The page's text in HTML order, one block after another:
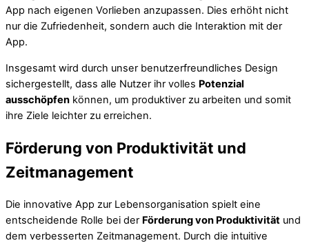
App nach eigenen Vorlieben anzupassen. Dies erhöht nicht
nur die Zufriedenheit, sondern auch die Interaktion mit der
App.
Insgesamt wird durch unser benutzerfreundliches Design
sichergestellt, dass alle Nutzer ihr volles Potenzial
ausschöpfen können, um produktiver zu arbeiten und somit
ihre Ziele leichter zu erreichen.
Förderung von Produktivität und
Zeitmanagement
Die innovative App zur Lebensorganisation spielt eine
entscheidende Rolle bei der Förderung von Produktivität und
dem verbesserten Zeitmanagement. Durch die intuitive